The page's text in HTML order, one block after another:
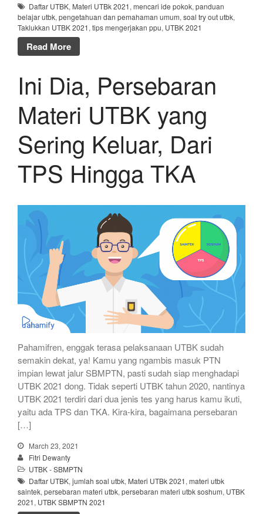
Daftar UTBK, Materi UTBk 2021, mencari ide pokok, panduan
belajar utbk, pengetahuan dan pemahaman umum, soal try out utbk,
Taklukkan UTBK 2021, tips mengerjakan ppu, UTBK 2021
Read More
Ini Dia, Persebaran
Materi UTBK yang
Sering Keluar, Dari
TPS Hingga TKA
Pahamifren, enggak terasa pelaksanaan UTBK sudah
semakin dekat, ya! Kamu yang ngambis masuk PTN
impian lewat jalur SBMPTN, pasti sudah siap menghadapi
UTBK 2021 dong. Tidak seperti UTBK tahun 2020, nantinya
UTBK 2021 terdiri dari dua jenis tes yang harus kamu ikuti,
yaitu ada TPS dan TKA. Kira-kira, bagaimana persebaran
[…]
March 23, 2021
Fitri Dewanty
UTBK - SBMPTN
Daftar UTBK, jumlah soal utbk, Materi UTBk 2021, materi utbk
saintek, persebaran materi utbk, persebaran materi utbk soshum, UTBK
2021, UTBK SBMPTN 2021